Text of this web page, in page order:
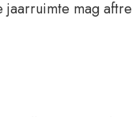
mag